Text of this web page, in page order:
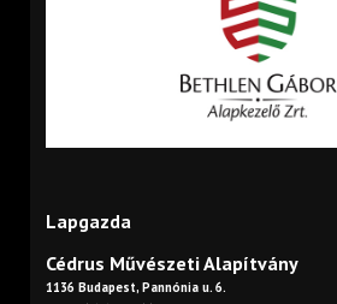
Lapgazda
Cédrus Művészeti Alapítvány
1136 Budapest, Pannónia u. 6.